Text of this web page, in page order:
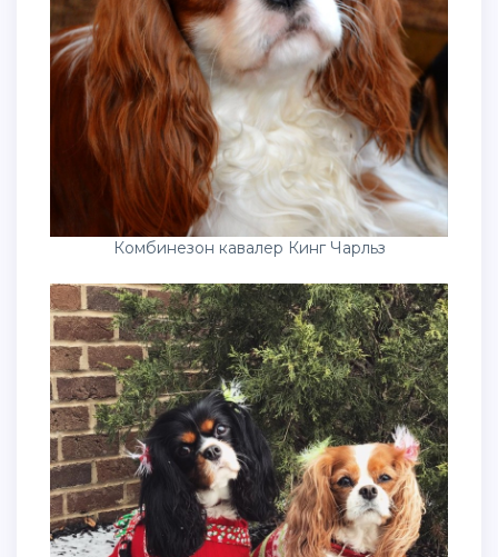
Комбинезон кавалер Кинг Чарльз